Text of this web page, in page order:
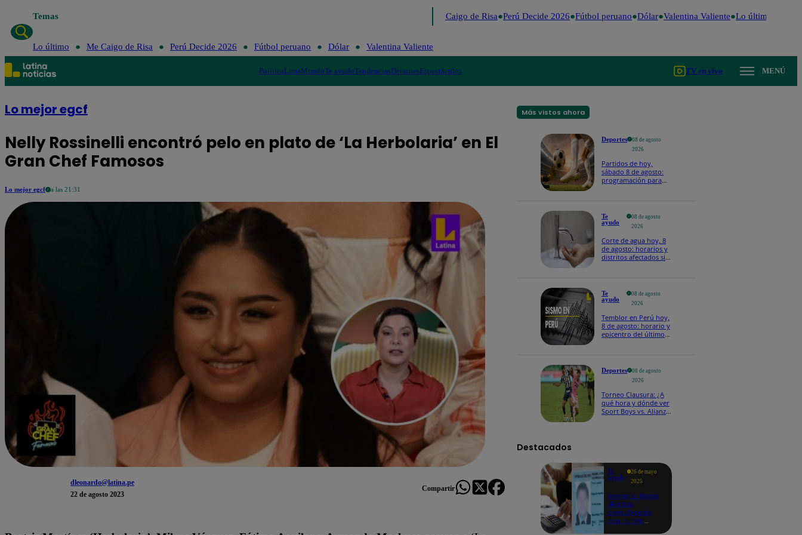
Temas Me Caigo de Risa Perú Decide 2026 Fútbol peruano Dólar Valentina Valiente Lo último
Lo último Me Caigo de Risa Perú Decide 2026 Fútbol peruano Dólar Valentina Valiente
PolíticaLimaMundoTe ayudoTendenciasDeportesEspectáculos TV en vivo MENÚ
Lo mejor egcf
Nelly Rossinelli encontró pelo en plato de ‘La Herbolaria’ en El
Gran Chef Famosos
Lo mejor egcf a las 21:31
dleonardo@latina.pe
22 de agosto 2023
Compartir
Más vistos ahora
Deportes
08 de agosto
2026
Partidos de hoy,
sábado 8 de agosto:
programación para
Te
ayudo
08 de agosto
2026
Corte de agua hoy, 8
de agosto: horarios y
distritos afectados sin
Te
ayudo
08 de agosto
2026
Temblor en Perú hoy,
8 de agosto: horario y
epicentro del último
Deportes
08 de agosto
2026
Torneo Clausura: ¿A
qué hora y dónde ver
Sport Boys vs. Alianza
Destacados
Te
ayudo
26 de mayo
2025
Revisa si tienes
deudas
consultando
con tu DNI: